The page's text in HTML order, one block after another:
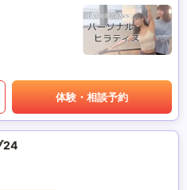
体験・相談予約
24